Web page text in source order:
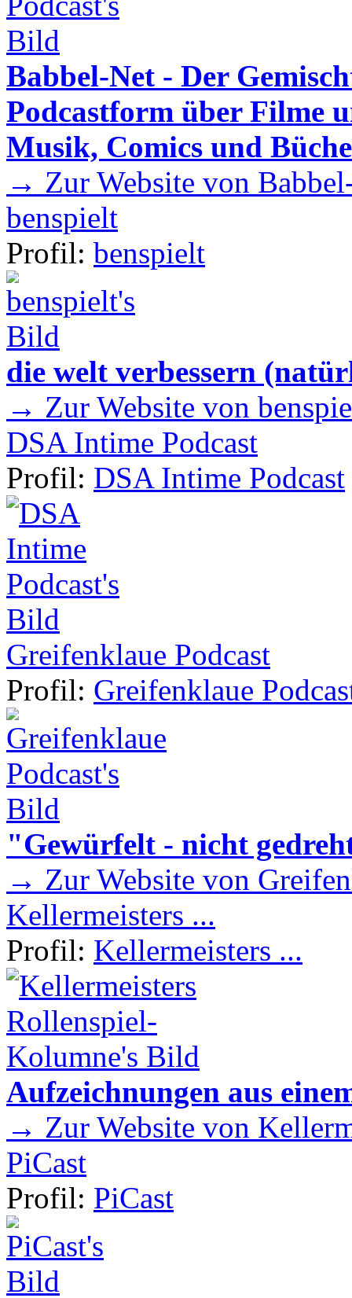
Babbel-Net - Der
Podcastform über Filme
Musik, Comics und
→ Zur Website von
benspielt
Profil: benspielt
die welt verbessern
→ Zur Website von
DSA Intime Podcast
Profil: DSA Intime Podcast
Greifenklaue Podcast
Profil: Greifenklaue
"Gewürfelt - nicht
→ Zur Website von
Kellermeisters ...
Profil: Kellermeisters ...
Aufzeichnungen aus
→ Zur Website von
PiCast
Profil: PiCast